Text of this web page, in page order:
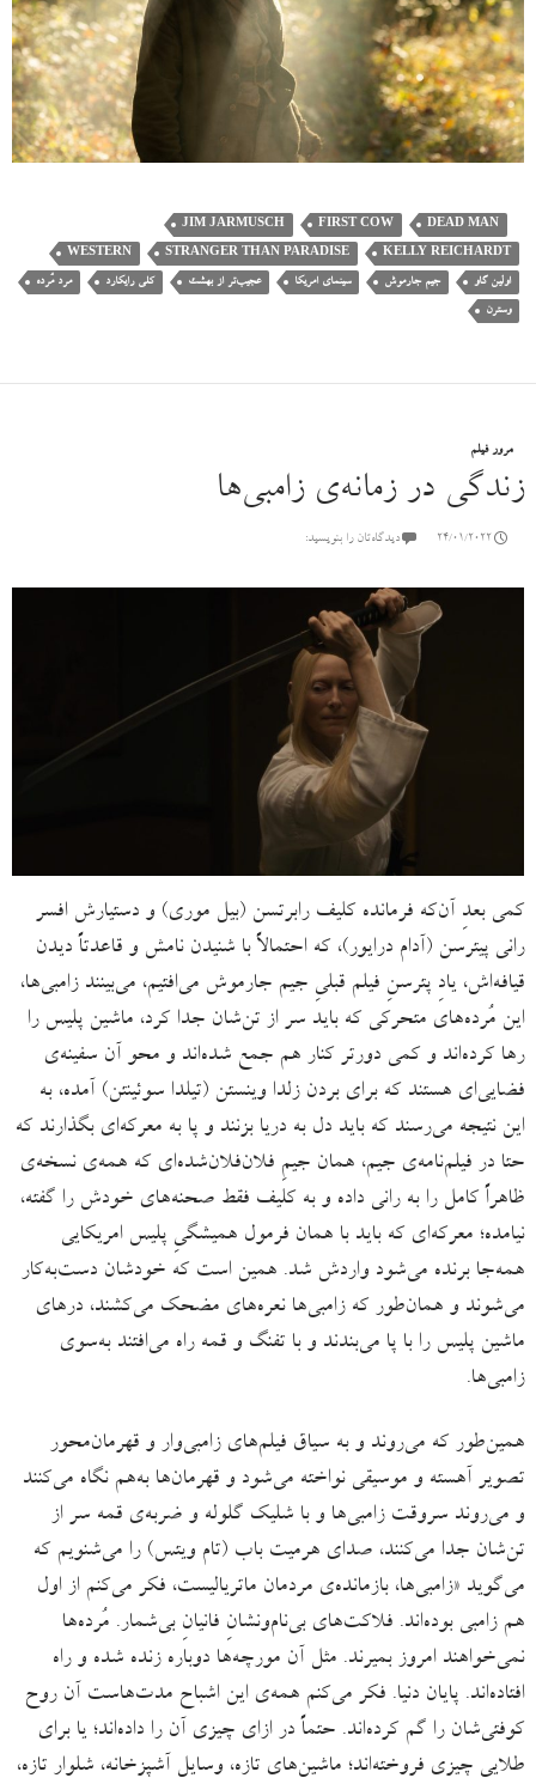
DEAD MAN
FIRST COW
JIM JARMUSCH
KELLY REICHARDT
STRANGER THAN PARADISE
WESTERN
اولین گاو جیم جارموش سینمای امریکا عجیب‌تر از بهشت کلی رایکارد مرد مُرده
وسترن
مرور فیلم
زندگی در زمانه‌ی زامبی‌ها
24/01/2022 دیدگاه‌تان را بنویسید:
کمی بعدِ آن‌که فرمانده کلیف رابرتسن (بیل موری) و دستیارش افسر
رانی پیترسن (آدام درایور)، که احتمالاً با شنیدن نامش و قاعدتاً دیدن
قیافه‌اش، یادِ پترسنِ فیلم قبلیِ جیم جارموش می‌افتیم، می‌بینند زامبی‌ها،
این مُرده‌های متحرکی که باید سر از تن‌شان جدا کرد، ماشین پلیس را
رها کرده‌اند و کمی دورتر کنار هم جمع شده‌اند و محو آن سفینه‌ی
فضایی‌ای هستند که برای بردن زلدا وینستن (تیلدا سوئینتن) آمده، به
این نتیجه می‌رسند که باید دل به دریا بزنند و پا به معرکه‌ای بگذارند که
حتا در فیلم‌نامه‌‌ی جیم، همان جیمِ فلان‌فلان‌شده‌ای که همه‌ی نسخه‌ی
ظاهراً کامل را به رانی داده و به کلیف فقط صحنه‌های خودش را گفته،
نیامده؛ معرکه‌ای که باید با همان فرمول همیشگیِ پلیس امریکایی
همه‌جا برنده می‌شود واردش شد. همین است که خودشان دست‌به‌کار
می‌شوند و همان‌طور که زامبی‌ها نعره‌های مضحک می‌کشند، درهای
ماشین پلیس را با پا می‌بندند و با تفنگ و قمه راه می‌افتند به‌سوی
زامبی‌ها.
همین‌طور که می‌روند و به سیاق فیلم‌های زامبی‌وار و قهرمان‌محور
تصویر آهسته و موسیقی نواخته می‌شود و قهرمان‌ها به‌هم نگاه می‌کنند
و می‌روند سروقت زامبی‌ها و با شلیک گلوله و ضربه‌ی قمه سر از
تن‌شان جدا می‌کنند، صدای هرمیت باب (تام ویتس) را می‌شنویم که
می‌گوید «زامبی‌ها، بازمانده‌ی مردمان ماتریالیست، فکر می‌‌کنم از اول
هم زامبی بوده‌اند. فلاکت‌های بی‌نام‌ونشانِ فانیانِ بی‌شمار. مُرده‌ها
نمی‌خواهند امروز بمیرند. مثل آن مورچه‌ها دوباره زنده شده و راه
افتاده‌اند. پایان دنیا. فکر می‌کنم همه‌ی این اشباح مدت‌هاست آن روح‌
کوفتی‌شان را گم کرده‌اند. حتماً در ازای چیزی آن را داده‌اند؛ یا برای
طلایی چیزی فروخته‌اند؛ ماشین‌های تازه، وسایل آشپزخانه، شلوار تازه،